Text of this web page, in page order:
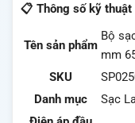
📋 Thông số kỹ thuật
Tên sản phẩm
Bộ
mm
SKU
Danh mục
Sạc